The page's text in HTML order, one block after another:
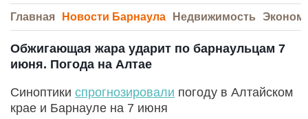
Главная Новости Барнаула Недвижимость
Обжигающая жара ударит по барнаульцам 7
июня. Погода на Алтае
Синоптики спрогнозировали погоду в Алтайском
крае и Барнауле на 7 июня